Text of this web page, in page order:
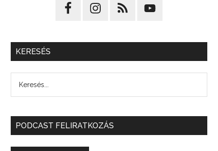
KERESÉS
PODCAST FELIRATKOZÁS